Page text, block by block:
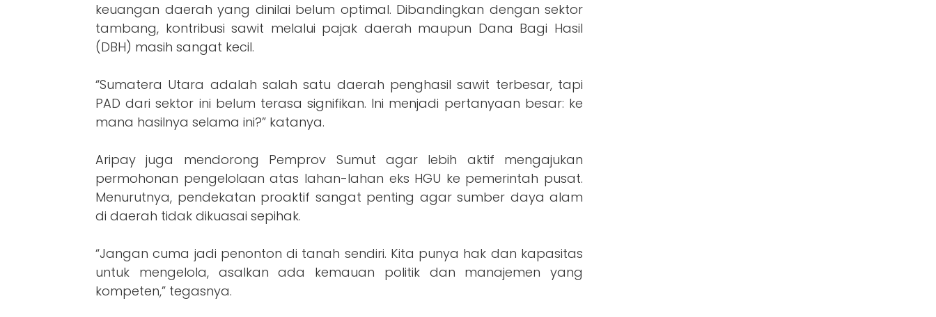
keuangan daerah yang dinilai belum optimal. Dibandingkan dengan sektor
tambang, kontribusi sawit melalui pajak daerah maupun Dana Bagi Hasil
(DBH) masih sangat kecil.
“Sumatera Utara adalah salah satu daerah penghasil sawit terbesar, tapi
PAD dari sektor ini belum terasa signifikan. Ini menjadi pertanyaan besar: ke
mana hasilnya selama ini?” katanya.
Aripay juga mendorong Pemprov Sumut agar lebih aktif mengajukan
permohonan pengelolaan atas lahan-lahan eks HGU ke pemerintah pusat.
Menurutnya, pendekatan proaktif sangat penting agar sumber daya alam
di daerah tidak dikuasai sepihak.
“Jangan cuma jadi penonton di tanah sendiri. Kita punya hak dan kapasitas
untuk mengelola, asalkan ada kemauan politik dan manajemen yang
kompeten,” tegasnya.